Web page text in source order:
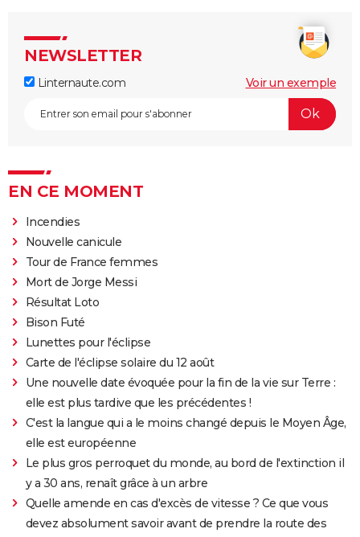
NEWSLETTER
Linternaute.com Voir un exemple
EN CE MOMENT
Incendies
Nouvelle canicule
Tour de France femmes
Mort de Jorge Messi
Résultat Loto
Bison Futé
Lunettes pour l'éclipse
Carte de l'éclipse solaire du 12 août
Une nouvelle date évoquée pour la fin de la vie sur Terre :
elle est plus tardive que les précédentes !
C'est la langue qui a le moins changé depuis le Moyen Âge,
elle est européenne
Le plus gros perroquet du monde, au bord de l'extinction il
y a 30 ans, renaît grâce à un arbre
Quelle amende en cas d'excès de vitesse ? Ce que vous
devez absolument savoir avant de prendre la route des